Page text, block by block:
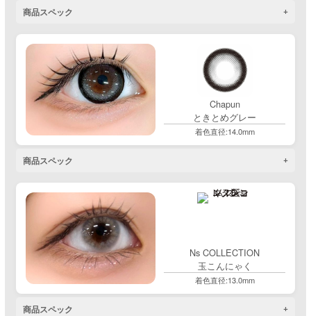
商品スペック
Chapun
ときとめグレー
着色直径:14.0mm
商品スペック
Ns COLLECTION
玉こんにゃく
着色直径:13.0mm
商品スペック